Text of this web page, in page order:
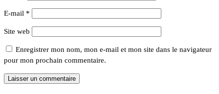
E-mail *
Site web
Enregistrer mon nom, mon e-mail et mon site dans le navigateur
pour mon prochain commentaire.